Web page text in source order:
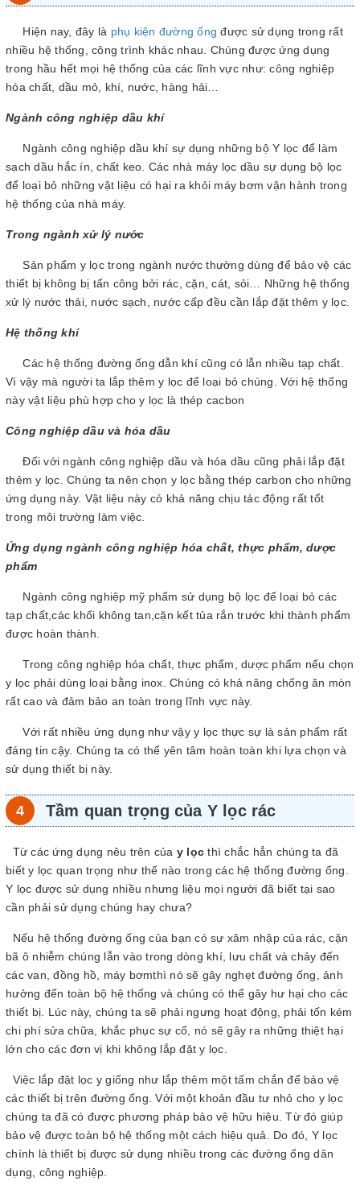
Hiện nay, đây là phụ kiện đường ống được sử dụng trong rất
nhiều hệ thống, công trình khác nhau. Chúng được ứng dụng
trong hầu hết mọi hệ thống của các lĩnh vực như: công nghiệp
hóa chất, dầu mỏ, khí, nước, hàng hải…
Ngành công nghiệp dầu khí
Ngành công nghiệp dầu khí sự dụng những bộ Y lọc để làm
sạch dầu hắc ín, chất keo. Các nhà máy lọc dầu sự dụng bộ lọc
để loại bỏ những vật liệu có hại ra khỏi máy bơm vận hành trong
hệ thống của nhà máy.
Trong ngành xử lý nước
Sản phẩm y lọc trong ngành nước thường dùng để bảo vệ các
thiết bị không bị tấn công bởi rác, cặn, cát, sỏi… Những hệ thống
xử lý nước thải, nước sạch, nước cấp đều cần lắp đặt thêm y lọc.
Hệ thống khí
Các hệ thống đường ống dẫn khí cũng có lẫn nhiều tạp chất.
Vì vậy mà người ta lắp thêm y lọc để loại bỏ chúng. Với hệ thống
này vật liệu phù hợp cho y lọc là thép cacbon
Công nghiệp dầu và hóa dầu
Đối với ngành công nghiệp dầu và hóa dầu cũng phải lắp đặt
thêm y lọc. Chúng ta nên chọn y lọc bằng thép carbon cho những
ứng dụng này. Vật liệu này có khả năng chịu tác động rất tốt
trong môi trường làm việc.
Ứng dụng ngành công nghiệp hóa chất, thực phẩm, dược
phẩm
Ngành công nghiệp mỹ phẩm sử dụng bộ lọc để loại bỏ các
tạp chất,các khối không tan,cặn kết tủa rắn trước khi thành phẩm
được hoàn thành.
Trong công nghiệp hóa chất, thực phẩm, dược phẩm nếu chọn
y lọc phải dùng loại bằng inox. Chúng có khả năng chống ăn mòn
rất cao và đảm bảo an toàn trong lĩnh vực này.
Với rất nhiều ứng dụng như vậy y lọc thực sự là sản phẩm rất
đáng tin cậy. Chúng ta có thể yên tâm hoàn toàn khi lựa chọn và
sử dụng thiết bị này.
Tầm quan trọng của Y lọc rác
Từ các ứng dụng nêu trên của y lọc thì chắc hẳn chúng ta đã
biết y lọc quan trọng như thế nào trong các hệ thống đường ống.
Y lọc được sử dụng nhiều nhưng liệu mọi người đã biết tại sao
cần phải sử dụng chúng hay chưa?
Nếu hệ thống đường ống của bạn có sự xâm nhập của rác, cặn
bã ô nhiễm chúng lẫn vào trong dòng khí, lưu chất và chảy đến
các van, đồng hồ, máy bơmthì nó sẽ gây nghẹt đường ống, ảnh
hưởng đến toàn bộ hệ thống và chúng có thể gây hư hại cho các
thiết bị. Lúc này, chúng ta sẽ phải ngưng hoạt động, phải tốn kém
chi phí sửa chữa, khắc phục sự cố, nó sẽ gây ra những thiệt hại
lớn cho các đơn vị khi không lắp đặt y lọc.
Việc lắp đặt lọc y giống như lắp thêm một tấm chắn để bảo vệ
các thiết bị trên đường ống. Với một khoản đầu tư nhỏ cho y lọc
chúng ta đã có được phương pháp bảo vệ hữu hiệu. Từ đó giúp
bảo vệ được toàn bộ hệ thống một cách hiệu quả. Do đó, Y lọc
chính là thiết bị được sử dụng nhiều trong các đường ống dân
dụng, công nghiệp.